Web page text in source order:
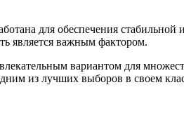
для обеспечения
является важным фактором.
вариантом для
из лучших выборов в своем